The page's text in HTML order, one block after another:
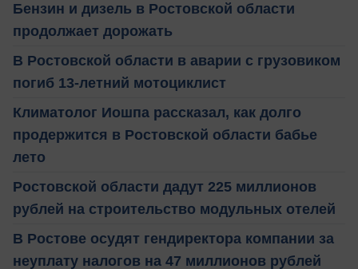
Бензин и дизель в Ростовской области
продолжает дорожать
В Ростовской области в аварии с грузовиком
погиб 13-летний мотоциклист
Климатолог Иошпа рассказал, как долго
продержится в Ростовской области бабье
лето
Ростовской области дадут 225 миллионов
рублей на строительство модульных отелей
В Ростове осудят гендиректора компании за
неуплату налогов на 47 миллионов рублей